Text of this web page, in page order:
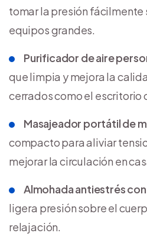
tomar la presión fácilmente
equipos grandes.
Purificador de aire
que limpia y mejora la
cerrados como el escritorio
Masajeador portátil de
compacto para aliviar
mejorar la circulación en
Almohada antiestrés
ligera presión sobre el
relajación.